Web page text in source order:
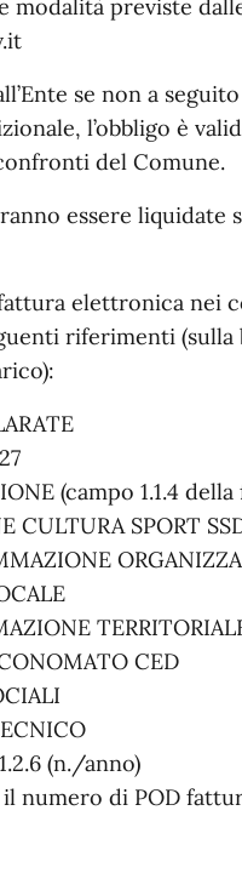
previste
se non a
l’obbligo è
del Comune.
essere liquidate
elettronica nei
riferimenti (sulla
(campo 1.1.4
CULTURA SPORT
CED
(n./anno)
il numero di POD